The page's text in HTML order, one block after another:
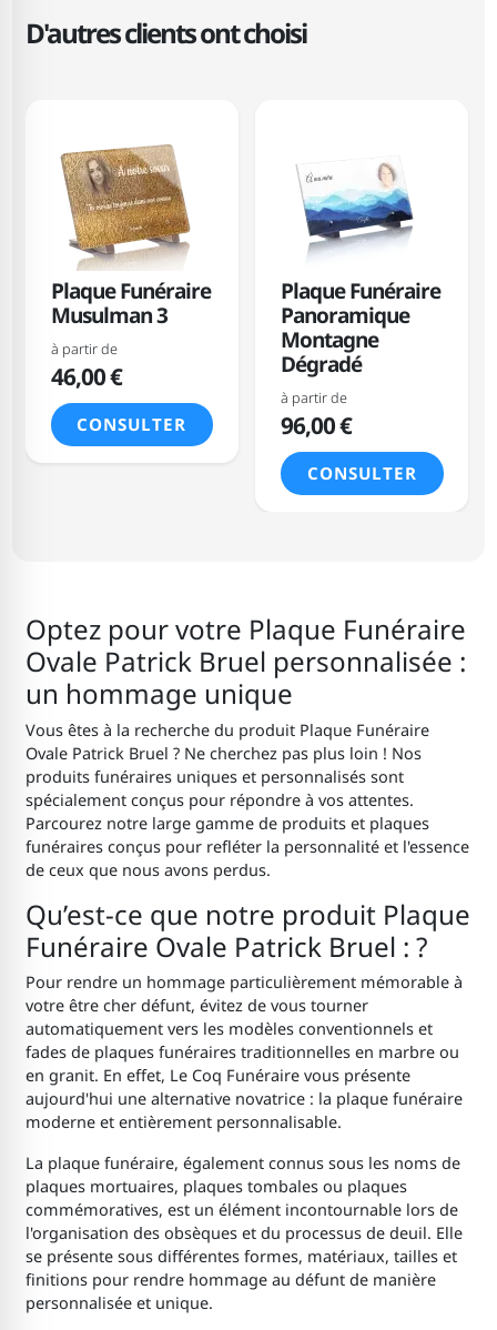
D'autres clients ont choisi
Plaque Funéraire
Musulman 3
à partir de
46,00 €
CONSULTER
Plaque Funéraire
Panoramique
Montagne
Dégradé
à partir de
96,00 €
CONSULTER
Optez pour votre Plaque Funéraire
Ovale Patrick Bruel personnalisée :
un hommage unique
Vous êtes à la recherche du produit Plaque Funéraire
Ovale Patrick Bruel ? Ne cherchez pas plus loin ! Nos
produits funéraires uniques et personnalisés sont
spécialement conçus pour répondre à vos attentes.
Parcourez notre large gamme de produits et plaques
funéraires conçus pour refléter la personnalité et l'essence
de ceux que nous avons perdus.
Qu’est-ce que notre produit Plaque
Funéraire Ovale Patrick Bruel : ?
Pour rendre un hommage particulièrement mémorable à
votre être cher défunt, évitez de vous tourner
automatiquement vers les modèles conventionnels et
fades de plaques funéraires traditionnelles en marbre ou
en granit. En effet, Le Coq Funéraire vous présente
aujourd'hui une alternative novatrice : la plaque funéraire
moderne et entièrement personnalisable.
La plaque funéraire, également connus sous les noms de
plaques mortuaires, plaques tombales ou plaques
commémoratives, est un élément incontournable lors de
l'organisation des obsèques et du processus de deuil. Elle
se présente sous différentes formes, matériaux, tailles et
finitions pour rendre hommage au défunt de manière
personnalisée et unique.